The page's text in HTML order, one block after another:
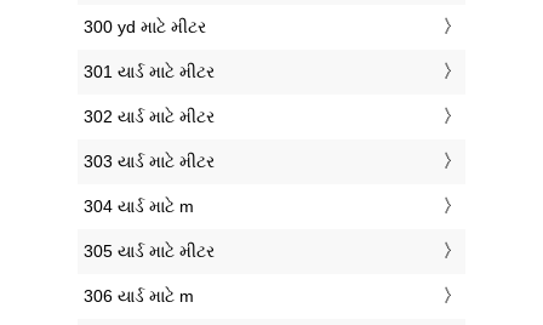
300 yd માટે મીટર
301 યાર્ડ માટે મીટર
302 યાર્ડ માટે મીટર
303 યાર્ડ માટે મીટર
304 યાર્ડ માટે m
305 યાર્ડ માટે મીટર
306 યાર્ડ માટે m